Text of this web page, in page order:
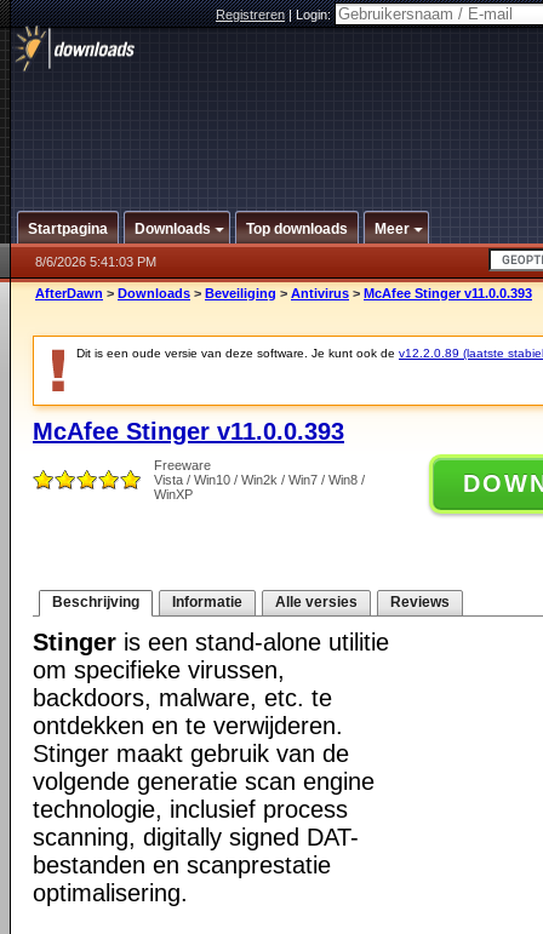
Registreren|Login:
Startpagina Downloads Top downloads Meer
8/6/2026 5:41:03 PM
AfterDawn > Downloads > Beveiliging > Antivirus > McAfee Stinger v11.0.0.393
Dit is een oude versie van deze software. Je kunt ook de v12.2.0.89 (laatste
McAfee Stinger v11.0.0.393
Freeware
Vista / Win10 / Win2k / Win7 / Win8 /
WinXP
Beschrijving Informatie Alle versies Reviews
Stinger is een stand-alone utilitie
om specifieke virussen,
backdoors, malware, etc. te
ontdekken en te verwijderen.
Stinger maakt gebruik van de
volgende generatie scan engine
technologie, inclusief process
scanning, digitally signed DAT-
bestanden en scanprestatie
optimalisering.